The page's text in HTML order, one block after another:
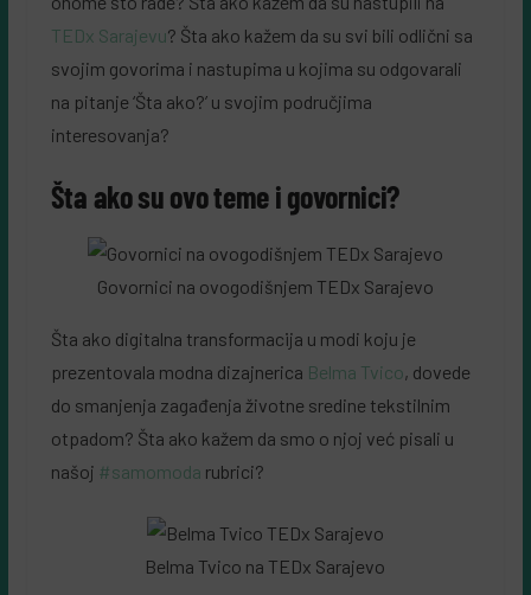
TEDx Sarajevu? Šta ako kažem da su svi bili odlični sa
svojim govorima i nastupima u kojima su odgovarali
na pitanje ‘Šta ako?’ u svojim područjima
interesovanja?
Šta ako su ovo teme i govornici?
Govornici na ovogodišnjem TEDx Sarajevo
Šta ako digitalna transformacija u modi koju je
prezentovala modna dizajnerica Belma Tvico, dovede
do smanjenja zagađenja životne sredine tekstilnim
otpadom? Šta ako kažem da smo o njoj već pisali u
našoj #samomoda rubrici?
Belma Tvico na TEDx Sarajevo